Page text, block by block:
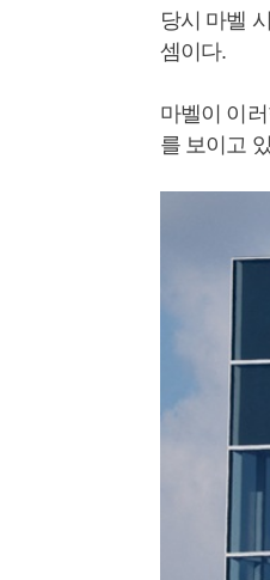
당시 마벨
셈이다.
마벨이 이
를 보이고